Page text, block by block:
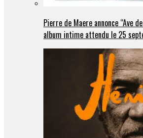
Pierre de Maere annonce “Ave
album intime attendu le 25